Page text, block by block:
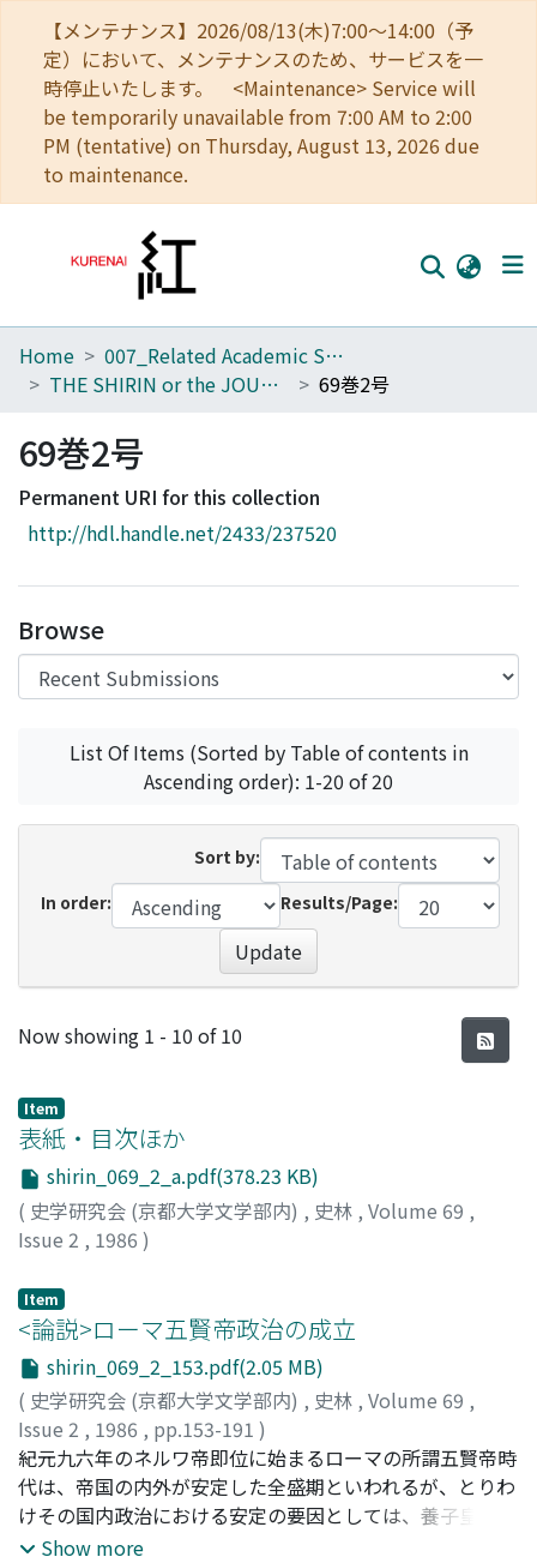
【メンテナンス】2026/08/13(木)7:00～14:00（予
定）において、メンテナンスのため、サービスを一
時停止いたします。 <Maintenance> Service will
be temporarily unavailable from 7:00 AM to 2:00
PM (tentative) on Thursday, August 13, 2026 due
to maintenance.
Home
Browse
Download Ranking
Access Statistics
Home
007_Related Academic Societies
THE SHIRIN or the JOURNAL OF HISTORY
69巻2号
69巻2号
Permanent URI for this collection
http://hdl.handle.net/2433/237520
Browse
List Of Items (Sorted by Table of contents in
Ascending order): 1-20 of 20
Sort by:
In order:
Results/Page:
Update
Recent Submissions
Now showing 1 - 10 of 10
Item
表紙・目次ほか
shirin_069_2_a.pdf(378.23 KB)
( 史学研究会 (京都大学文学部内) , 史林 , Volume 69 ,
Issue 2 , 1986 )
Item
<論説>ローマ五賢帝政治の成立
shirin_069_2_153.pdf(2.05 MB)
( 史学研究会 (京都大学文学部内) , 史林 , Volume 69 ,
Issue 2 , 1986 , pp.153-191 )
南川, 高志;Minamikawa, Takashi;ミナミカワ, タカシ
紀元九六年のネルワ帝即位に始まるローマの所謂五賢帝時
代は、帝国の内外が安定した全盛期といわれるが、とりわ
けその国内政治における安定の要因としては、養子皇帝制
の創始や皇帝と元老院の協調が注目されてきた。本稿は、
Show more